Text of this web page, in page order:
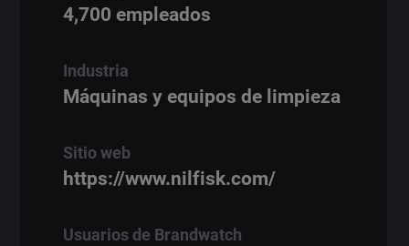
4,700 empleados
Industria
Máquinas y equipos de limpieza
Sitio web
https://www.nilfisk.com/
Usuarios de Brandwatch